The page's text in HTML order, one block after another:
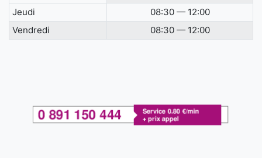
Jeudi
08:30 — 12:00
Vendredi
08:30 — 12:00